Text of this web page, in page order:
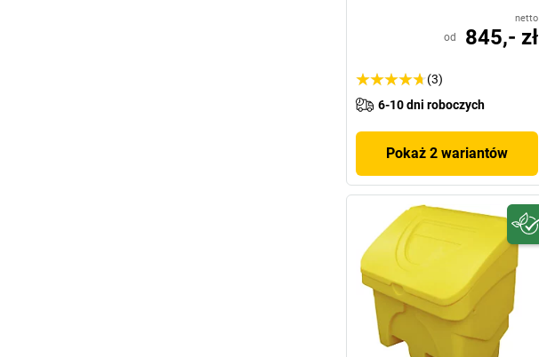
netto
od 845,- zł
(3)
6-10 dni roboczych
Pokaż 2 wariantów